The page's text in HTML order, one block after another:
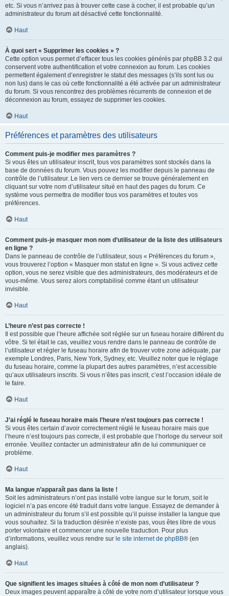
etc. Si vous n’arrivez pas à trouver cette case à cocher, il est probable qu’un
administrateur du forum ait désactivé cette fonctionnalité.
Haut
À quoi sert « Supprimer les cookies » ?
Cette option vous permet d’effacer tous les cookies générés par phpBB 3.2 qui
conservent votre authentification et votre connexion au forum. Les cookies
permettent également d’enregistrer le statut des messages (s’ils sont lus ou
non lus) dans le cas où cette fonctionnalité a été activée par un administrateur
du forum. Si vous rencontrez des problèmes récurrents de connexion et de
déconnexion au forum, essayez de supprimer les cookies.
Haut
Préférences et paramètres des utilisateurs
Comment puis-je modifier mes paramètres ?
Si vous êtes un utilisateur inscrit, tous vos paramètres sont stockés dans la
base de données du forum. Vous pouvez les modifier depuis le panneau de
contrôle de l’utilisateur. Le lien vers ce dernier se trouve généralement en
cliquant sur votre nom d’utilisateur situé en haut des pages du forum. Ce
système vous permettra de modifier tous vos paramètres et toutes vos
préférences.
Haut
Comment puis-je masquer mon nom d’utilisateur de la liste des utilisateurs
en ligne ?
Dans le panneau de contrôle de l’utilisateur, sous « Préférences du forum »,
vous trouverez l’option « Masquer mon statut en ligne ». Si vous activez cette
option, vous ne serez visible que des administrateurs, des modérateurs et de
vous-même. Vous serez alors comptabilisé comme étant un utilisateur
invisible.
Haut
L’heure n’est pas correcte !
Il est possible que l’heure affichée soit réglée sur un fuseau horaire différent du
vôtre. Si tel était le cas, veuillez vous rendre dans le panneau de contrôle de
l’utilisateur et régler le fuseau horaire afin de trouver votre zone adéquate, par
exemple Londres, Paris, New York, Sydney, etc. Veuillez noter que le réglage
du fuseau horaire, comme la plupart des autres paramètres, n’est accessible
qu’aux utilisateurs inscrits. Si vous n’êtes pas inscrit, c’est l’occasion idéale de
le faire.
Haut
J’ai réglé le fuseau horaire mais l’heure n’est toujours pas correcte !
Si vous êtes certain d’avoir correctement réglé le fuseau horaire mais que
l’heure n’est toujours pas correcte, il est probable que l’horloge du serveur soit
erronée. Veuillez contacter un administrateur afin de lui communiquer ce
problème.
Haut
Ma langue n’apparaît pas dans la liste !
Soit les administrateurs n’ont pas installé votre langue sur le forum, soit le
logiciel n’a pas encore été traduit dans votre langue. Essayez de demander à
un administrateur du forum s’il est possible qu’il puisse installer la langue que
vous souhaitez. Si la traduction désirée n’existe pas, vous êtes libre de vous
porter volontaire et commencer une nouvelle traduction. Pour plus
d’informations, veuillez vous rendre sur le site internet de phpBB® (en
anglais).
Haut
Que signifient les images situées à côté de mon nom d’utilisateur ?
Deux images peuvent apparaître à côté de votre nom d’utilisateur lorsque vous